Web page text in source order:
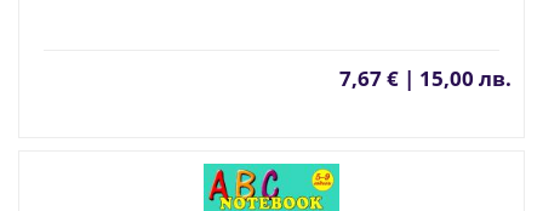
7,67 € | 15,00 лв.